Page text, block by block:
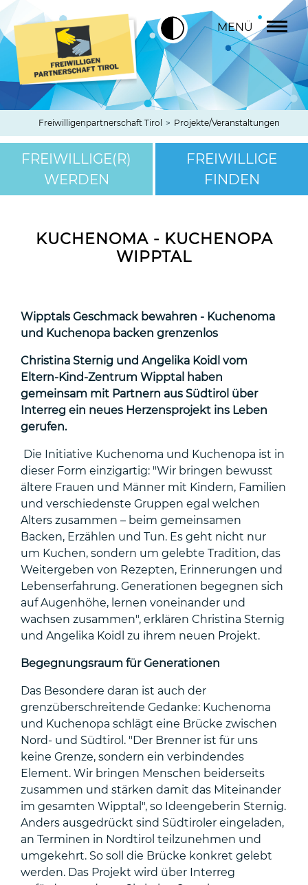
MENÜ
Freiwilligenpartnerschaft Tirol > Projekte/Veranstaltungen
FREIWILLIGE(R)
WERDEN
FREIWILLIGE
FINDEN
KUCHENOMA - KUCHENOPA
WIPPTAL
Wipptals Geschmack bewahren - Kuchenoma
und Kuchenopa backen grenzenlos
Christina Sternig und Angelika Koidl vom
Eltern-Kind-Zentrum Wipptal haben
gemeinsam mit Partnern aus Südtirol über
Interreg ein neues Herzensprojekt ins Leben
gerufen.
Die Initiative Kuchenoma und Kuchenopa ist in
dieser Form einzigartig: "Wir bringen bewusst
ältere Frauen und Männer mit Kindern, Familien
und verschiedenste Gruppen egal welchen
Alters zusammen – beim gemeinsamen
Backen, Erzählen und Tun. Es geht nicht nur
um Kuchen, sondern um gelebte Tradition, das
Weitergeben von Rezepten, Erinnerungen und
Lebenserfahrung. Generationen begegnen sich
auf Augenhöhe, lernen voneinander und
wachsen zusammen", erklären Christina Sternig
und Angelika Koidl zu ihrem neuen Projekt.
Begegnungsraum für Generationen
Das Besondere daran ist auch der
grenzüberschreitende Gedanke: Kuchenoma
und Kuchenopa schlägt eine Brücke zwischen
Nord- und Südtirol. "Der Brenner ist für uns
keine Grenze, sondern ein verbindendes
Element. Wir bringen Menschen beiderseits
zusammen und stärken damit das Miteinander
im gesamten Wipptal", so Ideengeberin Sternig.
Anders ausgedrückt sind Südtiroler eingeladen,
an Terminen in Nordtirol teilzunehmen und
umgekehrt. So soll die Brücke konkret gelebt
werden. Das Projekt wird über Interreg